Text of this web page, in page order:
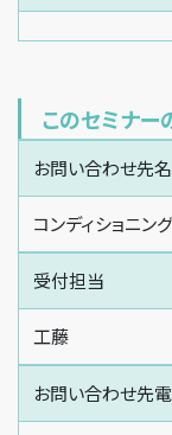
このセミナ
お問い合わせ先名
コンディショニン
受付担当
工藤
お問い合わせ先